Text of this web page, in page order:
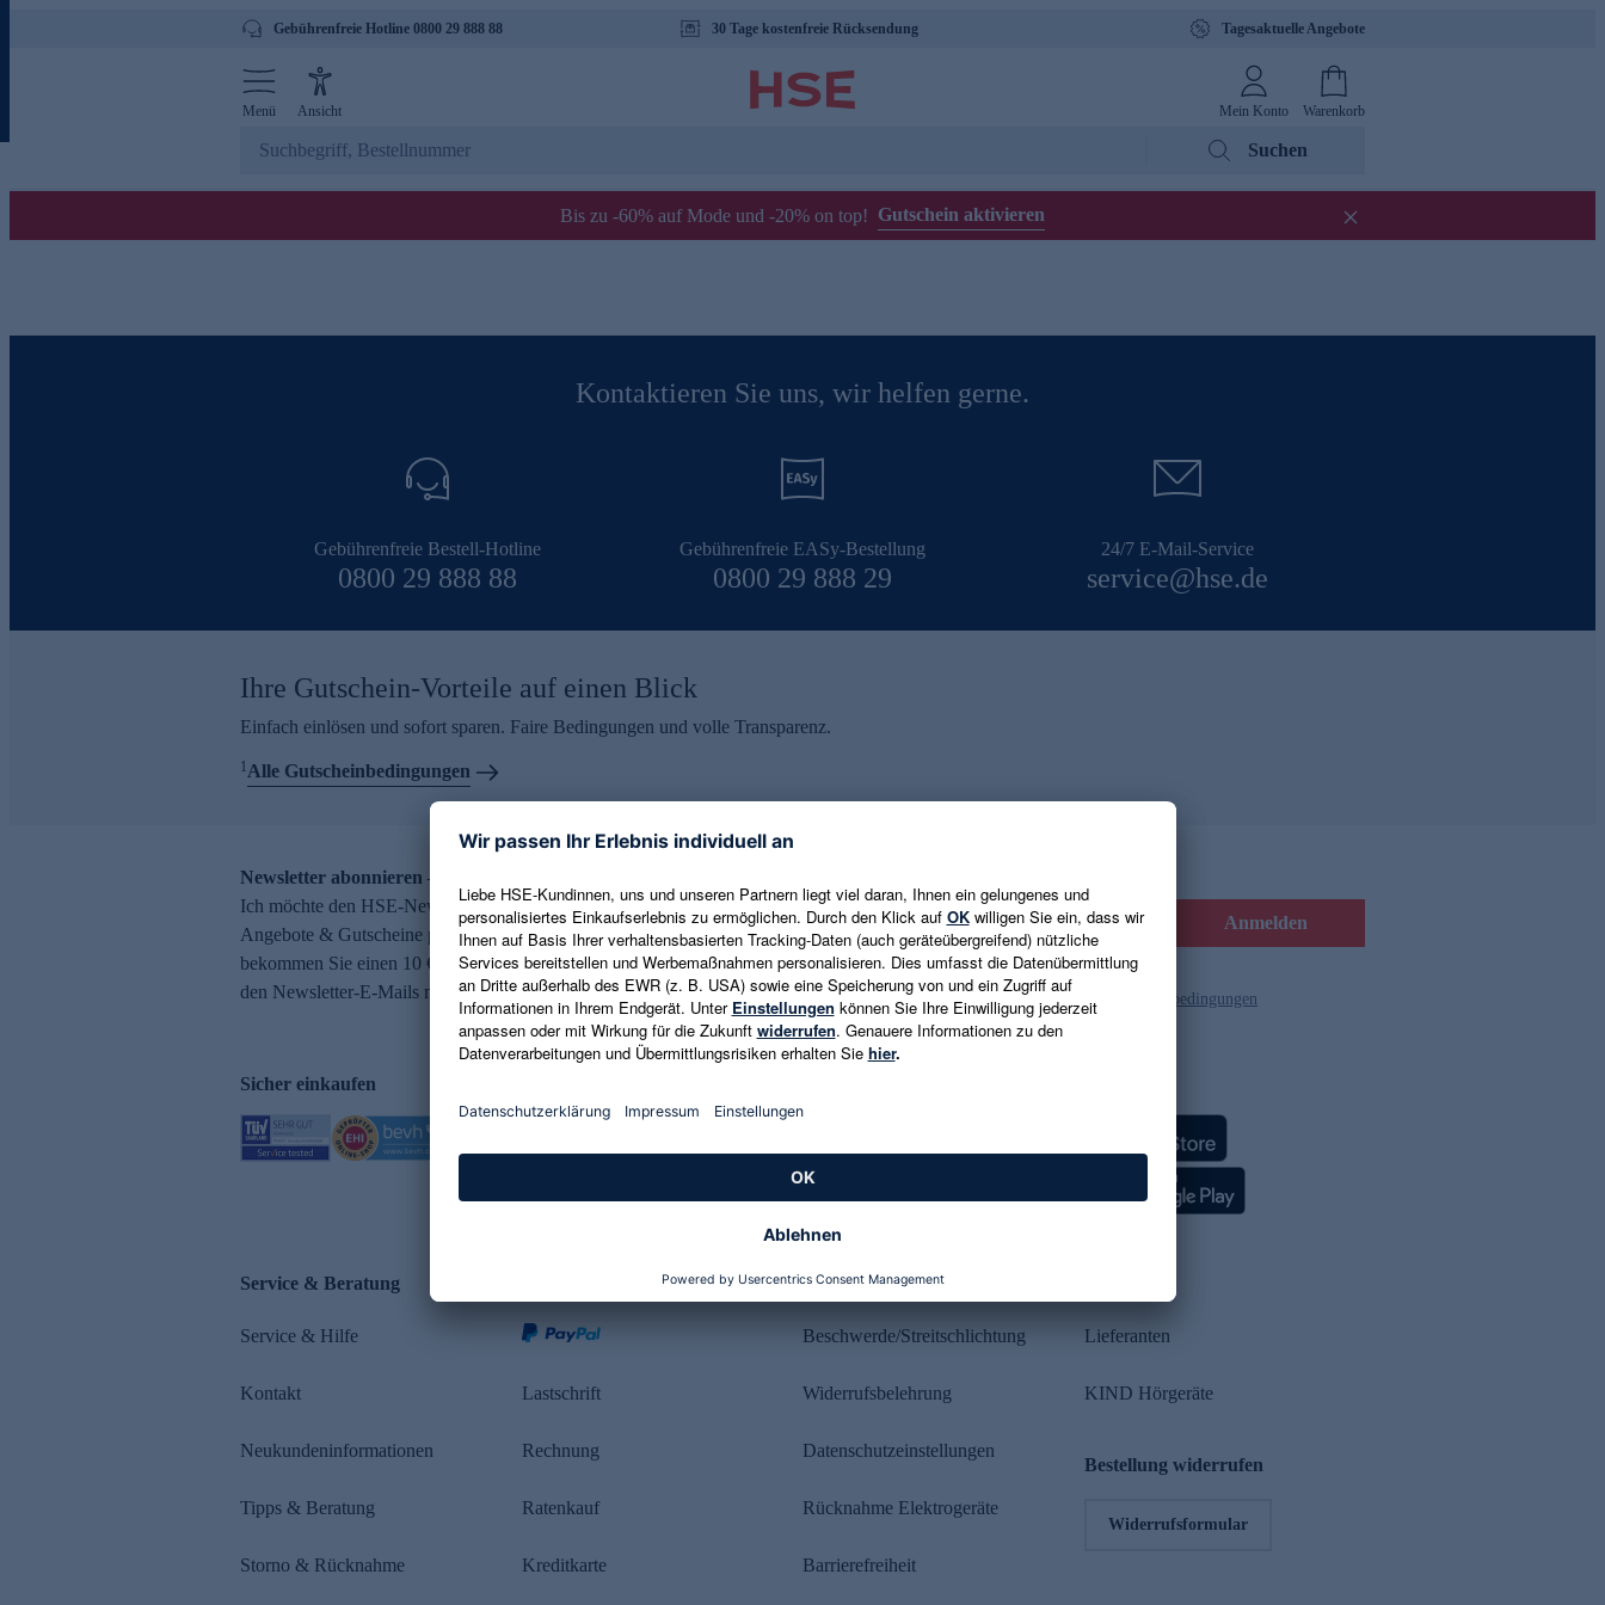
Gebührenfreie Hotline 0800 29 888 88 30 Tage kostenfreie Rücksendung Tagesaktuelle Angebote
Menü Ansicht Mein Konto Warenkorb
Suchen
Bis zu -60% auf Mode und -20% on top! Gutschein aktivieren
Kontaktieren Sie uns, wir helfen gerne.
Gebührenfreie Bestell-Hotline
0800 29 888 88
Gebührenfreie EASy-Bestellung
0800 29 888 29
24/7 E-Mail-Service
service@hse.de
Ihre Gutschein-Vorteile auf einen Blick
Einfach einlösen und sofort sparen. Faire Bedingungen und volle Transparenz.
1Alle Gutscheinbedingungen
Newsletter abonnieren – 10 € Gutschein erhalten
Ich möchte den HSE-Newsletter abonnieren und aktuelle Trends,
Angebote & Gutscheine per E-Mail erhalten. Als Dankeschön
bekommen Sie einen 10 € Gutschein. Eine Abmeldung ist jederzeit in
den Newsletter-E-Mails möglich.
E-Mail-Adresse eingeben Anmelden
Es gelten die Datenschutzrichtlinien und die Gutscheinbedingungen
Sicher einkaufen
Service & Beratung
Service & Hilfe
Kontakt
Neukundeninformationen
Tipps & Beratung
Storno & Rücknahme
Lastschrift
Rechnung
Ratenkauf
Kreditkarte
Rechtliches
Beschwerde/Streitschlichtung
Widerrufsbelehrung
Datenschutzeinstellungen
Rücknahme Elektrogeräte
Barrierefreiheit
Lieferanten
KIND Hörgeräte
Bestellung widerrufen
Widerrufsformular